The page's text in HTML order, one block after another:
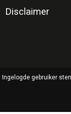
Disclaimer
Ingelogde gebruiker